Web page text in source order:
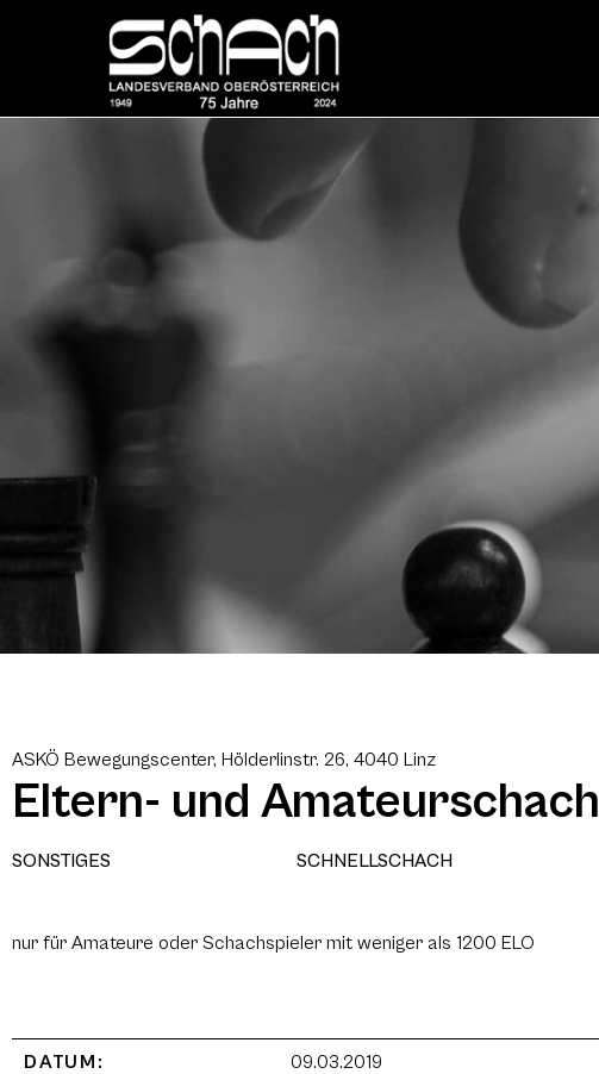
ASKÖ Bewegungscenter, Hölderlinstr. 26, 4040 Linz
Eltern- und
SONSTIGES SCHNELLSCHACH
nur für Amateure oder Schachspieler mit weniger als 1200 ELO
DATUM: 09.03.2019